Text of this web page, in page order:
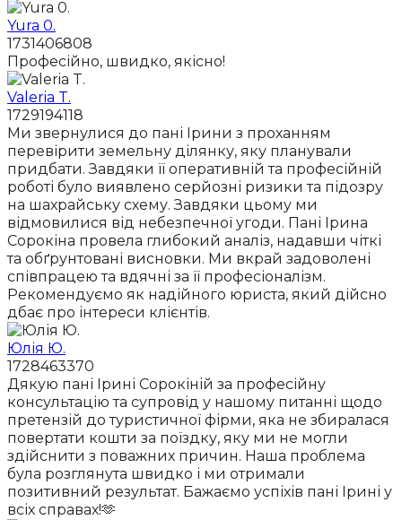
Yura 0.
1731406808
Професійно, швидко, якісно!
Valeria T.
1729194118
Ми звернулися до пані Ірини з проханням
перевірити земельну ділянку, яку планували
придбати. Завдяки її оперативній та професійній
роботі було виявлено серйозні ризики та підозру
на шахрайську схему. Завдяки цьому ми
відмовилися від небезпечної угоди. Пані Ірина
Сорокіна провела глибокий аналіз, надавши чіткі
та обґрунтовані висновки. Ми вкрай задоволені
співпрацею та вдячні за її професіоналізм.
Рекомендуємо як надійного юриста, який дійсно
дбає про інтереси клієнтів.
Юлія Ю.
1728463370
Дякую пані Ірині Сорокіній за професійну
консультацію та супровід у нашому питанні щодо
претензій до туристичної фірми, яка не збиралася
повертати кошти за поїздку, яку ми не могли
здійснити з поважних причин. Наша проблема
була розглянута швидко і ми отримали
позитивний результат. Бажаємо успіхів пані Ірині у
всіх справах!🫶